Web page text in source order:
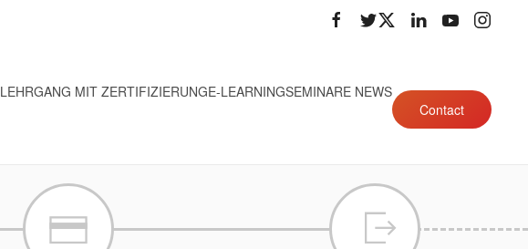
LEHRGANG MIT ZERTIFIZIERUNGE-LEARNINGSEMINARE NEWS
Contact